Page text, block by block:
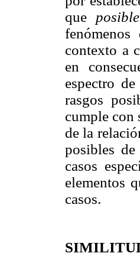
que
contexto a
en
espectro de
rasgos
cumple con
de la
posibles
casos
elementos
casos.